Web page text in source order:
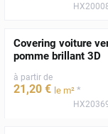
Covering voiture
pomme brillant 3D
à partir de
21 ,20 € le m² *